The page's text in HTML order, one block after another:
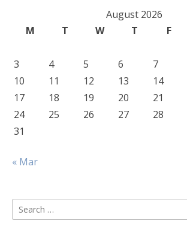
August 2026
M
T W T F
3
4 5 6 7
10
11 12 13 14
17
18 19 20 21
24
25 26 27 28
31
« Mar
Search
for: